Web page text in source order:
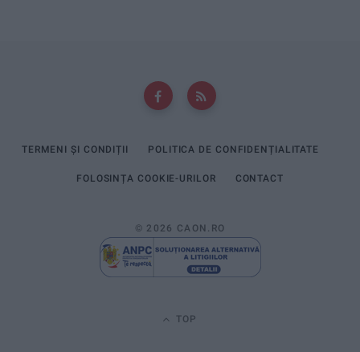
TERMENI ȘI CONDIȚII POLITICA DE CONFIDENȚIALITATE
FOLOSINȚA COOKIE-URILOR CONTACT
© 2026 CAON.RO
TOP